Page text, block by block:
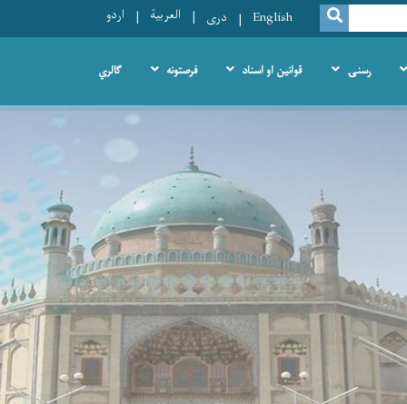
SEARCH
English دری العربية اردو
رسنۍ قوانین او اسناد فرصتونه ګالري